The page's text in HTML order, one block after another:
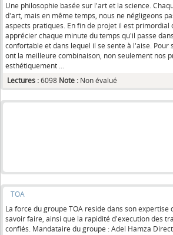
Une philosophie basée sur l'art et la science.
d'art, mais en même temps, nous ne négligeons
aspects pratiques. En fin de projet il est primordial
apprécier chaque minute du temps qu'il passe
confortable et dans lequel il se sente à l'aise. Pour
ont la meilleure combinaison, non seulement nos
esthétiquement ...
Lectures :6098 Note : Non évalué
TOA
La force du groupe TOA reside dans son expertise
savoir faire, ainsi que la rapidité d'execution des
confiés. Mandataire du groupe : Adel Hamza